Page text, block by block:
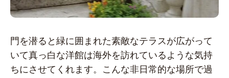
門を潜ると緑に囲まれた素敵なテラスが広がって
いて真っ白な洋館は海外を訪れているような気持
ちにさせてくれます。こんな非日常的な場所で過